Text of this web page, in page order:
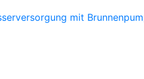
mit